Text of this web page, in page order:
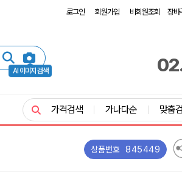
로그인 회원가입 비회원조회 장바
AI 이미지 검색
가격검색 가나다순 맞춤
상품번호 845449